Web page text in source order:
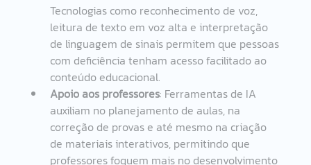
Tecnologias como reconhecimento de voz,
leitura de texto em voz alta e interpretação
de linguagem de sinais permitem que pessoas
com deficiência tenham acesso facilitado ao
conteúdo educacional.
Apoio aos professores: Ferramentas de IA
auxiliam no planejamento de aulas, na
correção de provas e até mesmo na criação
de materiais interativos, permitindo que
professores foquem mais no desenvolvimento